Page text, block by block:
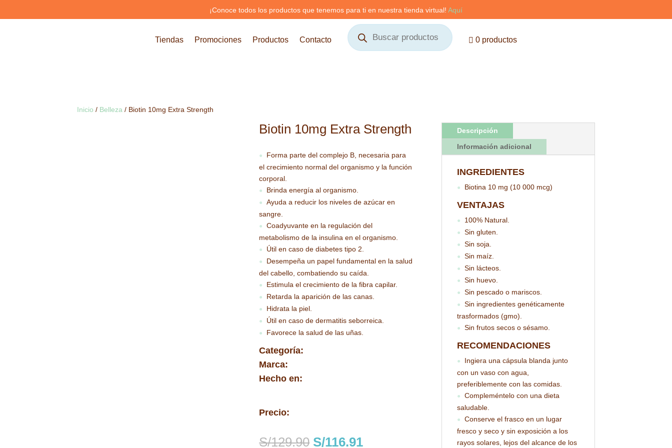
¡Conoce todos los productos que tenemos para ti en nuestra tienda virtual! Aquí
Tiendas Promociones Productos Contacto
Búsqueda
de
productos
0 productos
Inicio / Belleza / Biotin 10mg Extra Strength
Biotin 10mg Extra Strength
●
Forma parte del complejo B, necesaria para
el crecimiento normal del organismo y la función
corporal.
● Brinda energía al organismo.
●
Ayuda a reducir los niveles de azúcar en
sangre.
●
Coadyuvante en la regulación del
metabolismo de la insulina en el organismo.
● Útil en caso de diabetes tipo 2.
●
Desempeña un papel fundamental en la salud
del cabello, combatiendo su caída.
● Estimula el crecimiento de la fibra capilar.
● Retarda la aparición de las canas.
● Hidrata la piel.
● Útil en caso de dermatitis seborreica.
● Favorece la salud de las uñas.
Categoría:
Marca:
Hecho en:
Precio:
S/129.90 El
S/116.91El
Descripción
Información adicional
INGREDIENTES
● Biotina 10 mg (10 000 mcg)
VENTAJAS
● 100% Natural.
● Sin gluten.
● Sin soja.
● Sin maíz.
● Sin lácteos.
● Sin huevo.
● Sin pescado o mariscos.
●
Sin ingredientes genéticamente
trasformados (gmo).
● Sin frutos secos o sésamo.
RECOMENDACIONES
●
Ingiera una cápsula blanda junto
con un vaso con agua,
preferiblemente con las comidas.
●
Compleméntelo con una dieta
saludable.
●
Conserve el frasco en un lugar
fresco y seco y sin exposición a los
rayos solares, lejos del alcance de los